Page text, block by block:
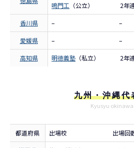
鳴門工 （公立）
2年
香川県 – –
愛媛県 – –
高知県 明徳義塾 （私立） 2年
九州・沖縄代
Kyusyu okinawa
都道府県 出場校 出場回